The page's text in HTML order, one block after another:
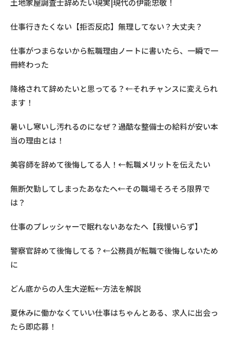
土地家屋調査士辞めたい現実|現代の伊能忠敬！
仕事行きたくない【拒否反応】無理してない？大丈夫？
仕事がつまらないから転職理由ノートに書いたら、一瞬で一
冊終わった
降格されて辞めたいと思ってる？←それチャンスに変えられ
ます！
暑いし寒いし汚れるのになぜ？過酷な整備士の給料が安い本
当の理由とは！
美容師を辞めて後悔してる人！←転職メリットを伝えたい
無断欠勤してしまったあなたへ←その職場そろそろ限界で
は？
仕事のプレッシャーで眠れないあなたへ【我慢いらず】
警察官辞めて後悔してる？←公務員が転職で後悔しないため
に
どん底からの人生大逆転←方法を解説
夏休みに働かなくていい仕事はちゃんとある、求人に出会っ
たら即応募！